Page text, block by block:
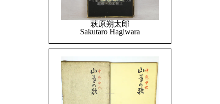
萩原朔太郎
Sakutaro Hagiwara